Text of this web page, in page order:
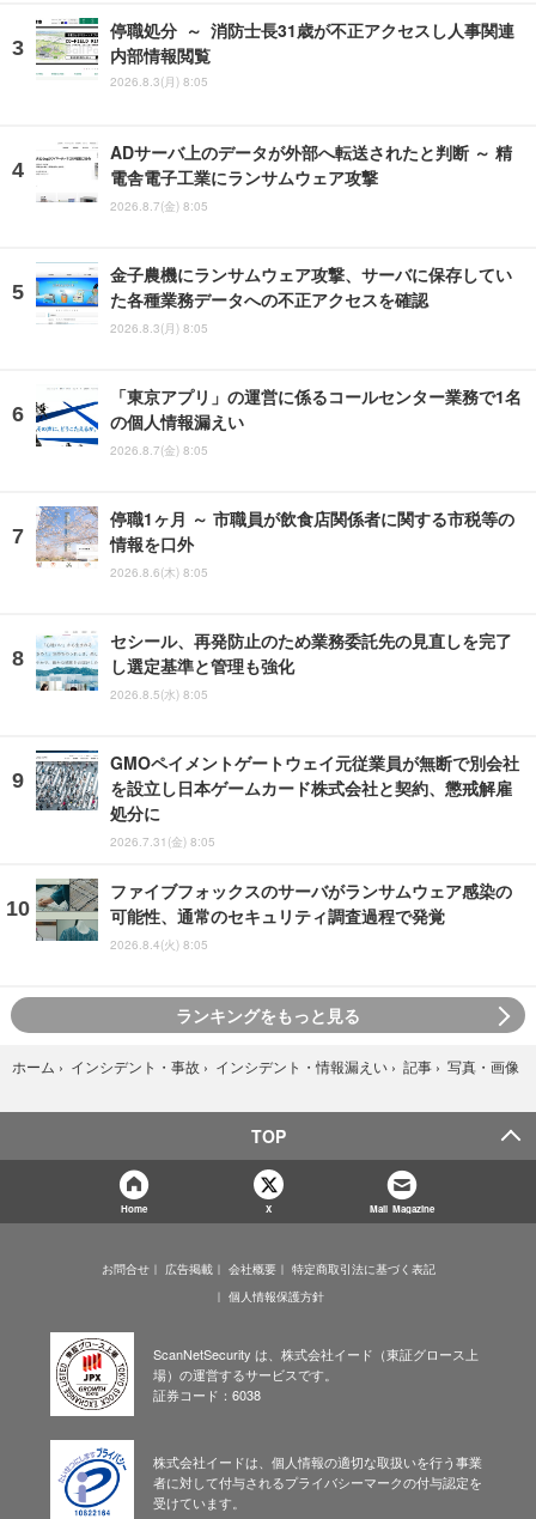
停職処分 ～ 消防士長31歳が不正アクセスし人事関連
内部情報閲覧
2026.8.3(月) 8:05
ADサーバ上のデータが外部へ転送されたと判断 ～ 精
電舎電子工業にランサムウェア攻撃
2026.8.7(金) 8:05
金子農機にランサムウェア攻撃、サーバに保存してい
た各種業務データへの不正アクセスを確認
2026.8.3(月) 8:05
「東京アプリ」の運営に係るコールセンター業務で1名
の個人情報漏えい
2026.8.7(金) 8:05
停職1ヶ月 ～ 市職員が飲食店関係者に関する市税等の
情報を口外
2026.8.6(木) 8:05
セシール、再発防止のため業務委託先の見直しを完了
し選定基準と管理も強化
2026.8.5(水) 8:05
GMOペイメントゲートウェイ元従業員が無断で別会社
を設立し日本ゲームカード株式会社と契約、懲戒解雇
処分に
2026.7.31(金) 8:05
ファイブフォックスのサーバがランサムウェア感染の
可能性、通常のセキュリティ調査過程で発覚
2026.8.4(火) 8:05
ランキングをもっと見る
ホーム › インシデント・事故 › インシデント・情報漏えい › 記事 › 写真・画像
TOP
Home X Mail Magazine
お問合せ 広告掲載 会社概要
特定商取引法に基づく表記
個人情報保護方針
ScanNetSecurity は、株式会社イード（東証グロース上
場）の運営するサービスです。
証券コード：6038
株式会社イードは、個人情報の適切な取扱いを行う事業
者に対して付与されるプライバシーマークの付与認定を
受けています。